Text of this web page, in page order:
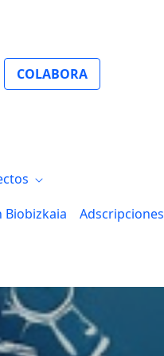
COLABORA
Biobizkaia
Adscripciones